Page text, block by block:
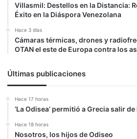
Villasmil: Destellos en la Distancia:
Éxito en la Diáspora Venezolana
Hace 3 días
Cámaras térmicas, drones y
OTAN el este de Europa contra los
Últimas publicaciones
Hace 17 horas
‘La Odisea’ permitió a Grecia salir
Hace 18 horas
Nosotros, los hijos de Odiseo